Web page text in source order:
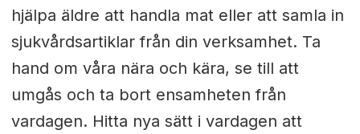
hjälpa äldre att handla mat eller att samla in
sjukvårdsartiklar från din verksamhet. Ta
hand om våra nära och kära, se till att
umgås och ta bort ensamheten från
vardagen. Hitta nya sätt i vardagen att